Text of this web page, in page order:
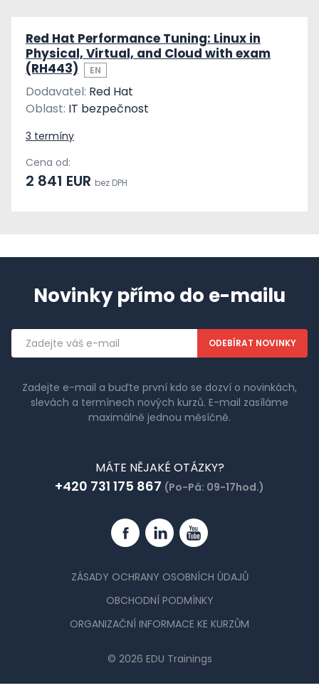
Red Hat Performance Tuning: Linux in
Physical, Virtual, and Cloud with exam
(RH443)
EN
Dodavatel: Red Hat
Oblast: IT bezpečnost
3 termíny
Cena od:
2 841 EUR bez DPH
Novinky přímo do e-mailu
Emailová
adresa
Zadejte e-mail a buďte první kdo se dozví o novinkách,
slevách a termínech nových kurzů. E-mail zasíláme
maximálně jednou měsíčně.
MÁTE NĚJAKÉ OTÁZKY?
+420 731 175 867 (Po-Pá: 09-17hod.)
FacebookLinkedinYouTube
ZÁSADY OCHRANY OSOBNÍCH ÚDAJŮ
OBCHODNÍ PODMÍNKY
ORGANIZAČNÍ INFORMACE KE KURZŮM
© 2026 EDU Trainings